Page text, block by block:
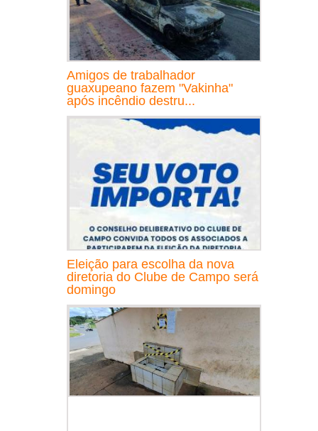
Amigos de trabalhador
guaxupeano fazem "Vakinha"
após incêndio destru...
Eleição para escolha da nova
diretoria do Clube de Campo será
domingo